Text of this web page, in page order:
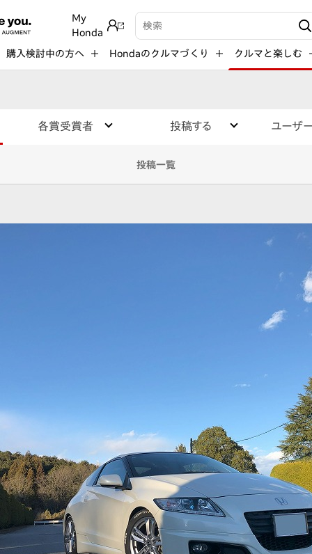
My
Honda
検索キーワード入力
購入検討中の方へ Hondaのクルマづくり クルマと楽しむ
各賞受賞者 投稿する ユーザ
投稿一覧